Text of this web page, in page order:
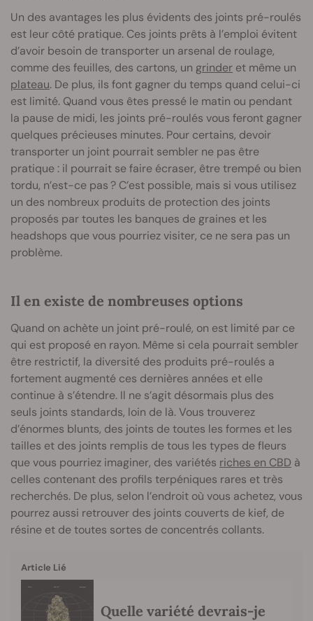
Un des avantages les plus évidents des joints pré-roulés
est leur côté pratique. Ces joints prêts à l’emploi évitent
d’avoir besoin de transporter un arsenal de roulage,
comme des feuilles, des cartons, un grinder et même un
plateau. De plus, ils font gagner du temps quand celui-ci
est limité. Quand vous êtes pressé le matin ou pendant
la pause de midi, les joints pré-roulés vous feront gagner
quelques précieuses minutes. Pour certains, devoir
transporter un joint pourrait sembler ne pas être
pratique : il pourrait se faire écraser, être trempé ou bien
tordu, n’est-ce pas ? C’est possible, mais si vous utilisez
un des nombreux produits de protection des joints
proposés par toutes les banques de graines et les
headshops que vous pourriez visiter, ce ne sera pas un
problème.
Il en existe de nombreuses options
Quand on achète un joint pré-roulé, on est limité par ce
qui est proposé en rayon. Même si cela pourrait sembler
être restrictif, la diversité des produits pré-roulés a
fortement augmenté ces dernières années et elle
continue à s’étendre. Il ne s’agit désormais plus des
seuls joints standards, loin de là. Vous trouverez
d’énormes blunts, des joints de toutes les formes et les
tailles et des joints remplis de tous les types de fleurs
que vous pourriez imaginer, des variétés riches en CBD à
celles contenant des profils terpéniques rares et très
recherchés. De plus, selon l’endroit où vous achetez, vous
pourrez aussi retrouver des joints couverts de kief, de
résine et de toutes sortes de concentrés collants.
Article Lié
Quelle variété devrais-je